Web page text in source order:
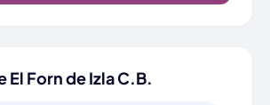
El Forn de Izla C.B.